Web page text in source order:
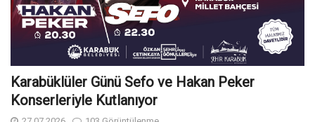
Karabüklüler Günü Sefo ve Hakan Peker
Konserleriyle Kutlanıyor